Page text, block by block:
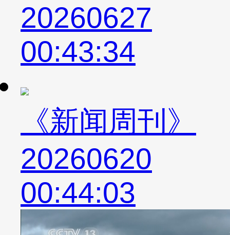
20260627
00:43:34
《新闻周刊》
20260620
00:44:03